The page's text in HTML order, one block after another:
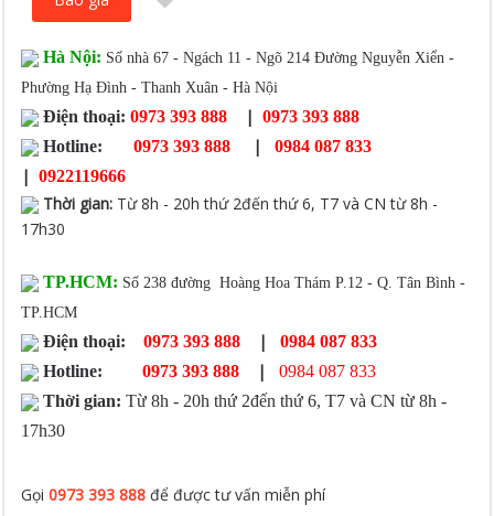
Hà Nội: Số nhà 67 - Ngách 11 - Ngõ 214 Đường Nguyễn Xiển -
Phường Hạ Đình - Thanh Xuân - Hà Nội
Điện thoại: 0973 393 888 |
0973 393 888
Hotline:
0973 393 888 | 0984 087 833
| 0922119666
Thời gian: Từ 8h - 20h thứ 2đến thứ 6, T7 và CN từ 8h -
17h30
TP.HCM: Số 238 đường Hoàng Hoa Thám P.12 - Q. Tân Bình -
TP.HCM
Điện thoại: 0973 393 888 |
0984 087 833
Hotline:
0973 393 888 |
0984 087 833
Thời gian: Từ 8h - 20h thứ 2đến thứ 6, T7 và CN từ 8h -
17h30
Gọi0973 393 888 để được tư vấn miễn phí